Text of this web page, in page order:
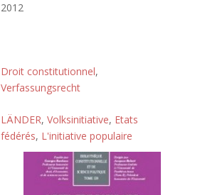
2012
Droit constitutionnel,
Verfassungsrecht
LÄNDER, Volksinitiative, Etats
fédérés, L'initiative populaire